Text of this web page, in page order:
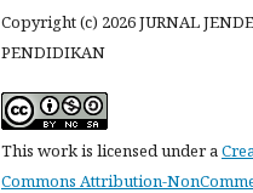
Copyright (c) 2026 JURNAL
PENDIDIKAN
This work is licensed under a
Commons Attribution-